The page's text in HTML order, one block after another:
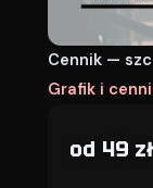
Cennik —
Grafik i
od 49 zł